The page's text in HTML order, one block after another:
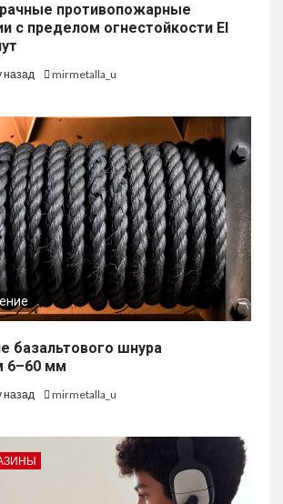
противопожарные
с пределом огнестойкости EI
назад mirmetalla_u
базальтового шнура
6–60 мм
назад mirmetalla_u